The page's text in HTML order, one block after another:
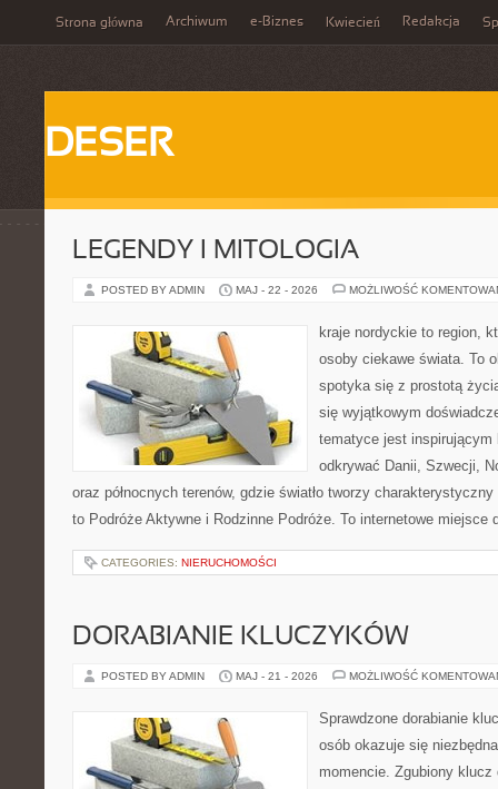
Strona główna Archiwum e-Biznes Kwiecień Redakcja
DESER
LEGENDY I MITOLOGIA
POSTED BY ADMIN MAJ - 22 - 2026 MOŻLIWOŚĆ
kraje nordyckie to region,
osoby ciekawe świata. To
spotyka się z prostotą
się wyjątkowym
tematyce jest inspirującym
odkrywać Danii, Szwecji,
oraz północnych terenów, gdzie światło tworzy
to Podróże Aktywne i Rodzinne Podróże. To internetowe
CATEGORIES: NIERUCHOMOŚCI
DORABIANIE KLUCZYKÓW
POSTED BY ADMIN MAJ - 21 - 2026 MOŻLIWOŚĆ
Sprawdzone dorabianie
osób okazuje się
momencie. Zgubiony